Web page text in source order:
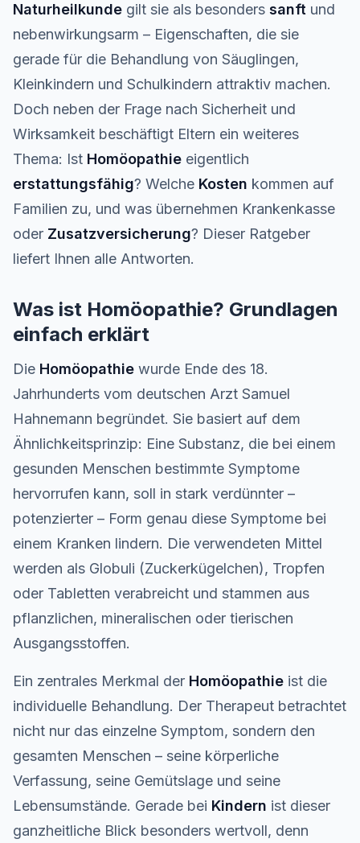
Naturheilkunde gilt sie als besonders sanft und
nebenwirkungsarm – Eigenschaften, die sie
gerade für die Behandlung von Säuglingen,
Kleinkindern und Schulkindern attraktiv machen.
Doch neben der Frage nach Sicherheit und
Wirksamkeit beschäftigt Eltern ein weiteres
Thema: Ist Homöopathie eigentlich
erstattungsfähig? Welche Kosten kommen auf
Familien zu, und was übernehmen Krankenkasse
oder Zusatzversicherung? Dieser Ratgeber
liefert Ihnen alle Antworten.
Was ist Homöopathie? Grundlagen
einfach erklärt
Die Homöopathie wurde Ende des 18.
Jahrhunderts vom deutschen Arzt Samuel
Hahnemann begründet. Sie basiert auf dem
Ähnlichkeitsprinzip: Eine Substanz, die bei einem
gesunden Menschen bestimmte Symptome
hervorrufen kann, soll in stark verdünnter –
potenzierter – Form genau diese Symptome bei
einem Kranken lindern. Die verwendeten Mittel
werden als Globuli (Zuckerkügelchen), Tropfen
oder Tabletten verabreicht und stammen aus
pflanzlichen, mineralischen oder tierischen
Ausgangsstoffen.
Ein zentrales Merkmal der Homöopathie ist die
individuelle Behandlung. Der Therapeut betrachtet
nicht nur das einzelne Symptom, sondern den
gesamten Menschen – seine körperliche
Verfassung, seine Gemütslage und seine
Lebensumstände. Gerade bei Kindern ist dieser
ganzheitliche Blick besonders wertvoll, denn